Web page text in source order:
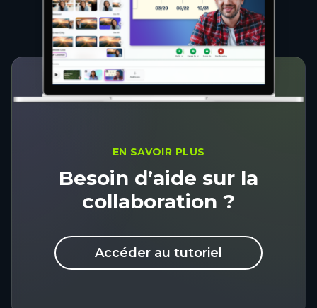
EN SAVOIR PLUS
Besoin d’aide sur la
collaboration ?
Accéder au tutoriel